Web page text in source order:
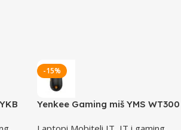
-15%
Yenkee Gaming miš YMS WT300